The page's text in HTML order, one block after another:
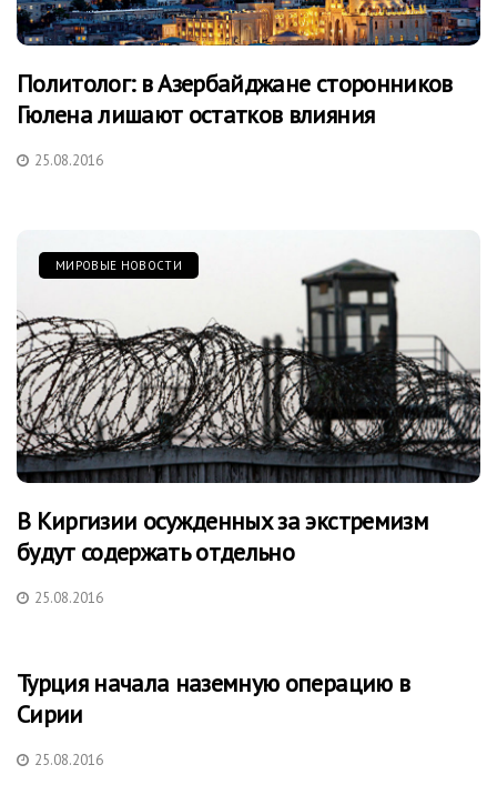
Политолог: в Азербайджане сторонников
Гюлена лишают остатков влияния
25.08.2016
МИРОВЫЕ НОВОСТИ
В Киргизии осужденных за экстремизм
будут содержать отдельно
25.08.2016
Турция начала наземную операцию в
Сирии
25.08.2016